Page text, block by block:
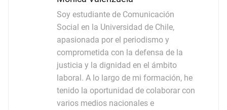
Soy estudiante de Comunicación
Social en la Universidad de Chile,
apasionada por el periodismo y
comprometida con la defensa de la
justicia y la dignidad en el ámbito
laboral. A lo largo de mi formación, he
tenido la oportunidad de colaborar con
varios medios nacionales e